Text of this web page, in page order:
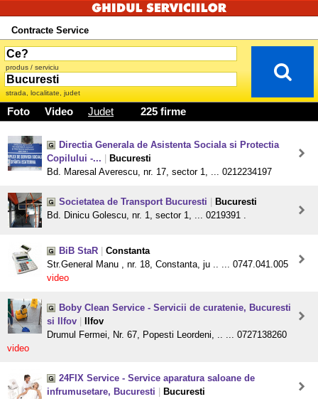
Contracte Service
produs / serviciu
strada, localitate, judet
Foto Video Judet 225 firme
Directia Generala de Asistenta Sociala si Protectia
Copilului -...
Bucuresti
Bd. Maresal Averescu, nr. 17, sector 1, ... 0212234197
Societatea de Transport Bucuresti
Bucuresti
Bd. Dinicu Golescu, nr. 1, sector 1, ... 0219391 .
BiB StaR
Constanta
Str.General Manu , nr. 18, Constanta, ju .. ... 0747.041.005
video
Boby Clean Service - Servicii de curatenie, Bucuresti
si Ilfov
Ilfov
Drumul Fermei, Nr. 67, Popesti Leordeni, .. ... 0727138260
video
24FIX Service - Service aparatura saloane de
infrumusetare, Bucuresti
Bucuresti